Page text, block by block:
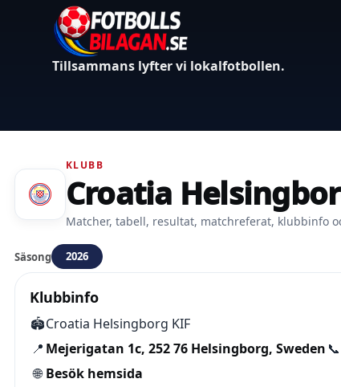
Tillsammans lyfter vi lokalfotbollen.
KLUBB
Croatia
Matcher, tabell, resultat, matchreferat, klubbinfo
Säsong 2026
Klubbinfo
🏟️Croatia Helsingborg KIF
📍 Mejerigatan 1c, 252 76 Helsingborg, Sweden 📞
🌐 Besök hemsida